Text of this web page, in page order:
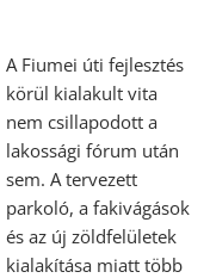
A Fiumei úti fejlesztés
körül kialakult vita
nem csillapodott a
lakossági fórum után
sem. A tervezett
parkoló, a fakivágások
és az új zöldfelületek
kialakítása miatt több